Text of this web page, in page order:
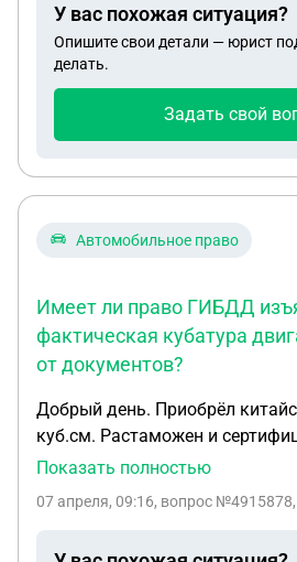
официально?
У вас похожая ситуация?
Опишите свои детали — юрист
делать.
Задать свой
Автомобильное право
Имеет ли право ГИБДД
фактическая кубатура
от документов?
Добрый день. Приобрёл китайский скутер 50
куб.см. Растаможен и
территории РФ, тоже как 50
указывают, что скутер 50
Показать полностью
07 апреля, 09:16, вопрос